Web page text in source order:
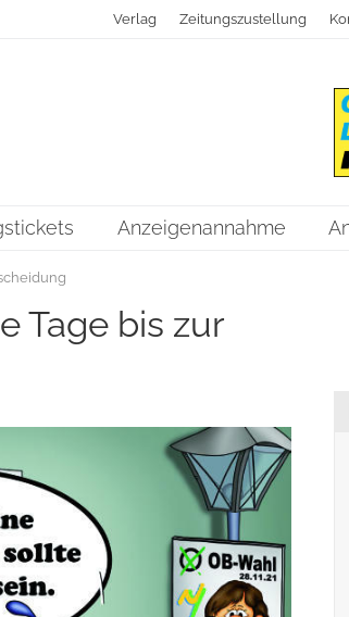
Verlag Zeitungszustellung
Anzeigenannahme
Tage bis zur